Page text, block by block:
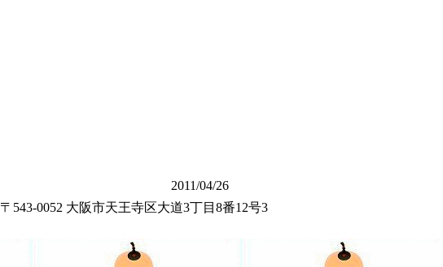
2011/04/26
〒543-0052 大阪市天王寺区大道3丁目8番12号3